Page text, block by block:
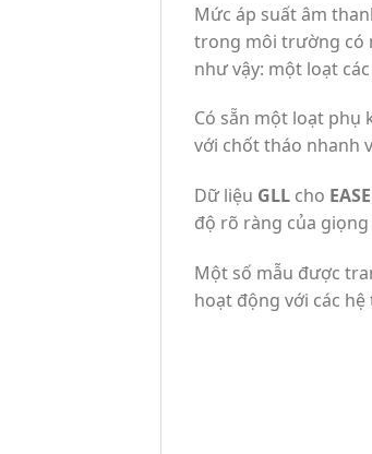
Mức áp suất âm
trong môi trường có
như vậy: một loạt
Có sẵn một loạt phụ
với chốt tháo nhanh
Dữ liệu GLL cho EASE
độ rõ ràng của
Một số mẫu được
hoạt động với các